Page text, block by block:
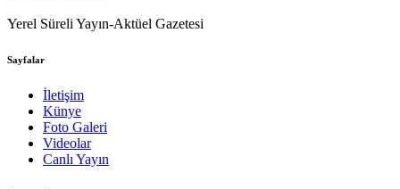
Yerel Süreli Yayın-Aktüel Gazetesi
Sayfalar
İletişim
Künye
Foto Galeri
Videolar
Canlı Yayın